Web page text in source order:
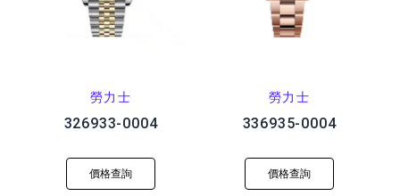
勞力士
326933-0004
價格查詢
勞力士
336935-0004
價格查詢